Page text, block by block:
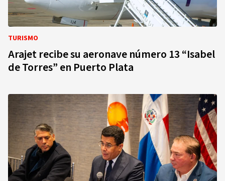
TURISMO
Arajet recibe su aeronave número 13 “Isabel
de Torres” en Puerto Plata